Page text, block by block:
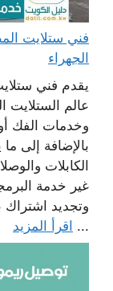
الجهراء
يقدم فني
عالم الستلايت
وخدمات الفك
بالإضافة إلى
الكابلات
غير خدمة
وتجديد اشتراك
... اقرأ المزيد